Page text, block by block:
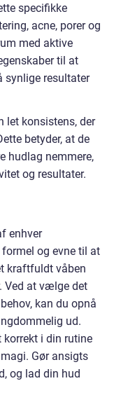
specifikke
acne, porer og
med aktive
til at
synlige resultater
let konsistens, der
betyder, at de
hudlag nemmere,
og resultater.
enhver
og evne til at
kraftfuldt våben
Ved at vælge det
kan du opnå
ud.
i din rutine
Gør ansigts
og lad din hud